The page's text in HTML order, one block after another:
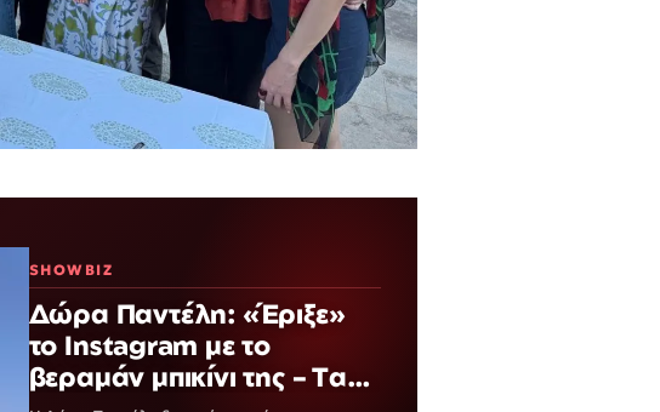
SHOWBIZ
Δώρα Παντέλη: «Έριξε»
το Instagram με το
βεραμάν μπικίνι της – Τα